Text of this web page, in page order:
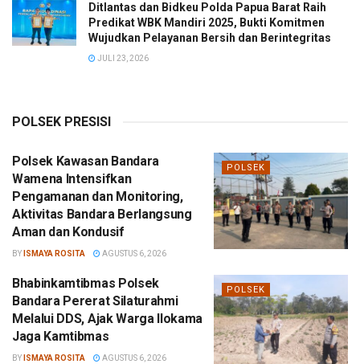
Ditlantas dan Bidkeu Polda Papua Barat Raih
Predikat WBK Mandiri 2025, Bukti Komitmen
Wujudkan Pelayanan Bersih dan Berintegritas
JULI 23, 2026
POLSEK PRESISI
POLSEK
Polsek Kawasan Bandara
Wamena Intensifkan
Pengamanan dan Monitoring,
Aktivitas Bandara Berlangsung
Aman dan Kondusif
BY ISMAYA ROSITA AGUSTUS 6, 2026
POLSEK
Bhabinkamtibmas Polsek
Bandara Pererat Silaturahmi
Melalui DDS, Ajak Warga Ilokama
Jaga Kamtibmas
BY ISMAYA ROSITA AGUSTUS 6, 2026